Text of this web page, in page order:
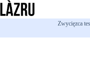
Przejdź
do
Zwycięzca